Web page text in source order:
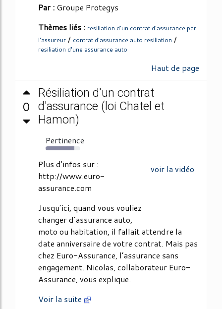
Par : Groupe Protegys
Thèmes liés : resiliation d'un contrat d'assurance par
l'assureur / contrat d'assurance auto resiliation /
resiliation d'une assurance auto
Haut de page
0
Résiliation d'un contrat
d'assurance (loi Chatel et
Hamon)
Pertinence
83%
voir la vidéo
Plus d'infos sur :
http://www.euro-
assurance.com
Jusqu’ici, quand vous vouliez
changer d’assurance auto,
moto ou habitation, il fallait attendre la
date anniversaire de votre contrat. Mais pas
chez Euro-Assurance, l’assurance sans
engagement. Nicolas, collaborateur Euro-
Assurance, vous explique.
Voir la suite